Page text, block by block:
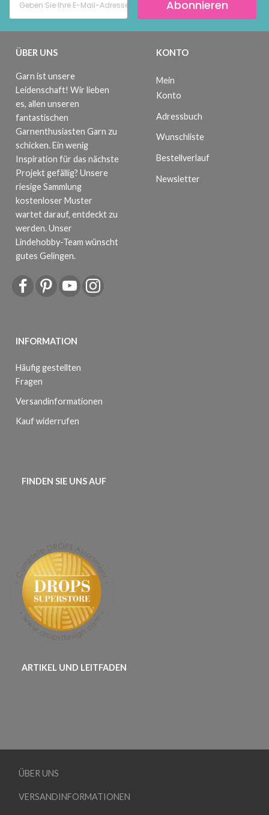
Abonnieren
ÜBER UNS
Garn ist unsere
Leidenschaft! Wir lieben
es, allen unseren
fantastischen
Garnenthusiasten Garn zu
schicken. Ein wenig
Inspiration für das nächste
Projekt gefällig? Unsere
riesige Sammlung
kostenloser Muster
wartet darauf, entdeckt zu
werden. Unser
Lindehobby-Team wünscht
gutes Gelingen.
INFORMATION
Häufig gestellten
Fragen
Versandinformationen
Kauf widerrufen
KONTO
Mein
Konto
Adressbuch
Wunschliste
Bestellverlauf
Newsletter
FINDEN SIE UNS AUF
ARTIKEL UND LEITFADEN
ÜBER UNS
VERSANDINFORMATIONEN